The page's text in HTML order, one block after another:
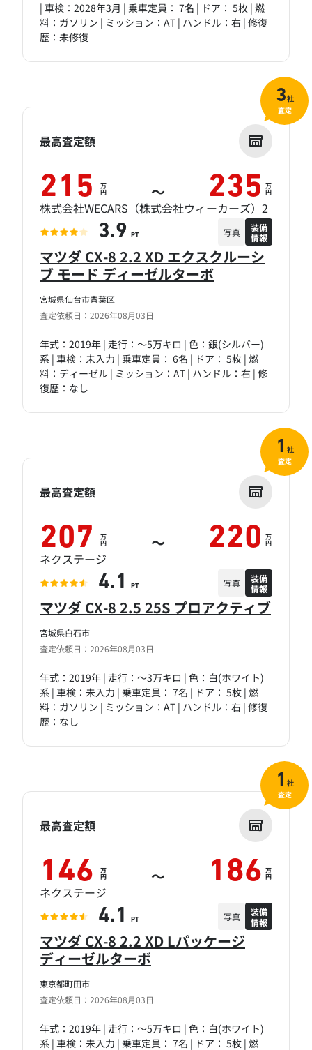
| 車検：2028年3月 | 乗車定員： 7名 | ドア： 5枚 | 燃
料：ガソリン | ミッション：AT | ハンドル：右 | 修復
歴：未修復
宮城県仙台市青葉区
査定依頼日：2026年08月03日
マツダ CX-8 2.2 XD エクスクルーシ
ブ モード ディーゼルターボ
年式：2019年 | 走行：～5万キロ | 色：銀(シルバー)
系 | 車検：未入力 | 乗車定員： 6名 | ドア： 5枚 | 燃
料：ディーゼル | ミッション：AT | ハンドル：右 | 修
復歴：なし
最高査定額
215 万
円 ～ 235 万
円
株式会社WECARS（株式会社ウィーカーズ）2
3.9 PT 写真
装備
情報
3社
査定
宮城県白石市
査定依頼日：2026年08月03日
マツダ CX-8 2.5 25S プロアクティブ
年式：2019年 | 走行：～3万キロ | 色：白(ホワイト)
系 | 車検：未入力 | 乗車定員： 7名 | ドア： 5枚 | 燃
料：ガソリン | ミッション：AT | ハンドル：右 | 修復
歴：なし
最高査定額
207 万
円 ～ 220 万
円
ネクステージ
4.1 PT 写真
装備
情報
1 社
査定
東京都町田市
査定依頼日：2026年08月03日
マツダ CX-8 2.2 XD Lパッケージ
ディーゼルターボ
年式：2019年 | 走行：～5万キロ | 色：白(ホワイト)
系 | 車検：未入力 | 乗車定員： 7名 | ドア： 5枚 | 燃
最高査定額
146 万
円 ～ 186 万
円
ネクステージ
4.1 PT 写真
装備
情報
1 社
査定